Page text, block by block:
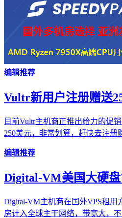
编辑推荐
Vultr新用户注册赠送
目前Vultr主机商正推出给力的促
250美元，非常划算，赶快去注册
编辑推荐
Digital-VM美国大硬
Digital-VM主机商在国外VPS租用
房计入全球主干网络，带宽大，不